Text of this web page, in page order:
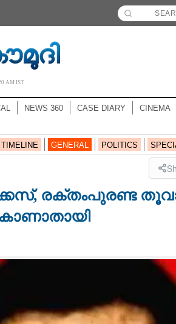
AM IST
NEWS 360 CASE DIARY CINEMA
TIMELINE GENERAL POLITICS
രക്തംപുരണ്ട